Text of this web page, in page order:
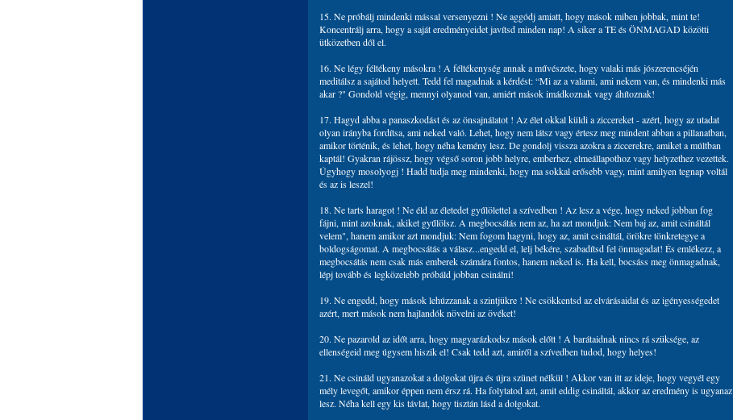
15. Ne próbálj mindenki mással versenyezni ! Ne aggódj amiatt, hogy mások miben jobbak, mint te!
Koncentrálj arra, hogy a saját eredményeidet javítsd minden nap! A siker a TE és ÖNMAGAD közötti
ütközetben dől el.
16. Ne légy féltékeny másokra ! A féltékenység annak a művészete, hogy valaki más jószerencséjén
meditálsz a sajátod helyett. Tedd fel magadnak a kérdést: “Mi az a valami, ami nekem van, és mindenki más
akar ?" Gondold végig, mennyi olyanod van, amiért mások imádkoznak vagy áhítoznak!
17. Hagyd abba a panaszkodást és az önsajnálatot ! Az élet okkal küldi a ziccereket - azért, hogy az utadat
olyan irányba fordítsa, ami neked való. Lehet, hogy nem látsz vagy értesz meg mindent abban a pillanatban,
amikor történik, és lehet, hogy néha kemény lesz. De gondolj vissza azokra a ziccerekre, amiket a múltban
kaptál! Gyakran rájössz, hogy végső soron jobb helyre, emberhez, elmeállapothoz vagy helyzethez vezettek.
Úgyhogy mosolyogj ! Hadd tudja meg mindenki, hogy ma sokkal erősebb vagy, mint amilyen tegnap voltál
és az is leszel!
18. Ne tarts haragot ! Ne éld az életedet gyűlölettel a szívedben ! Az lesz a vége, hogy neked jobban fog
fájni, mint azoknak, akiket gyűlölsz. A megbocsátás nem az, ha azt mondjuk: Nem baj az, amit csináltál
velem", hanem amikor azt mondjuk: Nem fogom hagyni, hogy az, amit csináltál, örökre tönkretegye a
boldogságomat. A megbocsátás a válasz...engedd el, lelj békére, szabadítsd fel önmagadat! És emlékezz, a
megbocsátás nem csak más emberek számára fontos, hanem neked is. Ha kell, bocsáss meg önmagadnak,
lépj tovább és legközelebb próbáld jobban csinálni!
19. Ne engedd, hogy mások lehúzzanak a szintjükre ! Ne csökkentsd az elvárásaidat és az igényességedet
azért, mert mások nem hajlandók növelni az övéket!
20. Ne pazarold az időt arra, hogy magyarázkodsz mások előtt ! A barátaidnak nincs rá szüksége, az
ellenségeid meg úgysem hiszik el! Csak tedd azt, amiről a szívedben tudod, hogy helyes!
21. Ne csináld ugyanazokat a dolgokat újra és újra szünet nélkül ! Akkor van itt az ideje, hogy vegyél egy
mély levegőt, amikor éppen nem érsz rá. Ha folytatod azt, amit eddig csináltál, akkor az eredmény is ugyanaz
lesz. Néha kell egy kis távlat, hogy tisztán lásd a dolgokat.